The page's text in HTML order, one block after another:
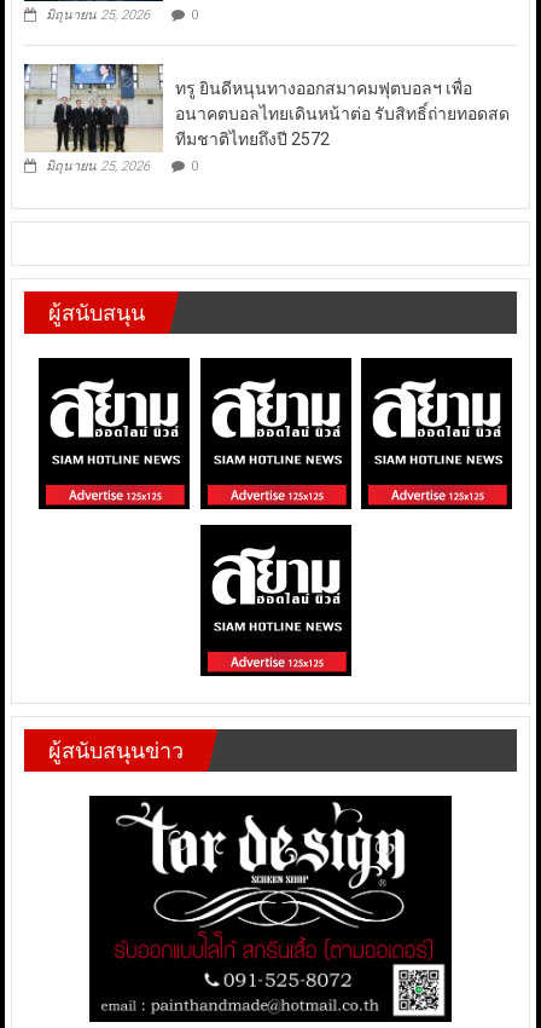
มิถุนายน 25, 2026 0
ทรู ยินดีหนุนทางออกสมาคมฟุตบอลฯ เพื่อ
อนาคตบอลไทยเดินหน้าต่อ รับสิทธิ์ถ่ายทอดสด
ทีมชาติไทยถึงปี 2572
มิถุนายน 25, 2026 0
ผู้สนับสนุน
ผู้สนับสนุนข่าว